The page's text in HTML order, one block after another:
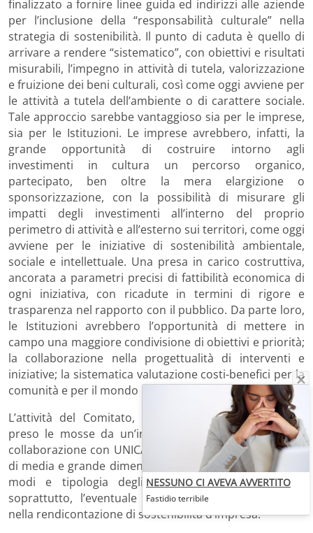
finalizzato a fornire linee guida ed indirizzi alle aziende
per l’inclusione della “responsabilità culturale” nella
strategia di sostenibilità. Il punto di caduta è quello di
arrivare a rendere “sistematico”, con obiettivi e risultati
misurabili, l’impegno in attività di tutela, valorizzazione
e fruizione dei beni culturali, così come oggi avviene per
le attività a tutela dell’ambiente o di carattere sociale.
Tale approccio sarebbe vantaggioso sia per le imprese,
sia per le Istituzioni. Le imprese avrebbero, infatti, la
grande opportunità di costruire intorno agli
investimenti in cultura un percorso organico,
partecipato, ben oltre la mera elargizione o
sponsorizzazione, con la possibilità di misurare gli
impatti degli investimenti all’interno del proprio
perimetro di attività e all’esterno sui territori, come oggi
avviene per le iniziative di sostenibilità ambientale,
sociale e intellettuale. Una presa in carico costruttiva,
ancorata a parametri precisi di fattibilità economica di
ogni iniziativa, con ricadute in termini di rigore e
trasparenza nel rapporto con il pubblico. Da parte loro,
le Istituzioni avrebbero l’opportunità di mettere in
campo una maggiore condivisione di obiettivi e priorità;
la collaborazione nella progettualità di interventi e
iniziative; la sistematica valutazione costi-benefici per la
comunità e per il mondo imprenditoriale.
L’attività del Comitato, avviata nel maggio 2015, ha
preso le mosse da un’indagine condotta da Civita in
collaborazione con UNICAB su un campione di imprese
di media e grande dimensione, finalizzata a fotografare
modi e tipologia degli investimenti in cultura e,
soprattutto, l’eventuale inserimento di questi ultimi
nella rendicontazione di sostenibilità d’impresa.
NESSUNO CI AVEVA AVVERTITO
Fastidio terribile